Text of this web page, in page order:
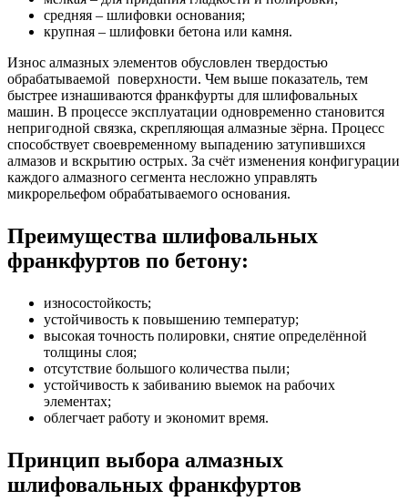
средняя – шлифовки основания;
крупная – шлифовки бетона или камня.
Износ алмазных элементов обусловлен твердостью
обрабатываемой поверхности. Чем выше показатель, тем
быстрее изнашиваются франкфурты для шлифовальных
машин. В процессе эксплуатации одновременно становится
непригодной связка, скрепляющая алмазные зёрна. Процесс
способствует своевременному выпадению затупившихся
алмазов и вскрытию острых. За счёт изменения конфигурации
каждого алмазного сегмента несложно управлять
микрорельефом обрабатываемого основания.
Преимущества шлифовальных
франкфуртов по бетону:
износостойкость;
устойчивость к повышению температур;
высокая точность полировки, снятие определённой
толщины слоя;
отсутствие большого количества пыли;
устойчивость к забиванию выемок на рабочих
элементах;
облегчает работу и экономит время.
Принцип выбора алмазных
шлифовальных франкфуртов